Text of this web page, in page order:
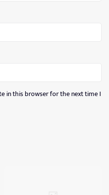
in this browser for the next time I